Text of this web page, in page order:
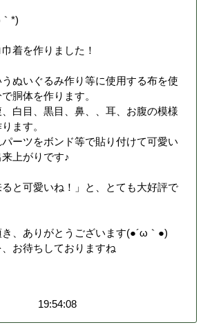
*)
着を作りました！
ぬいぐるみ作り等に使用する布を使
胴体を作ります。
白目、黒目、鼻、、耳、お腹の模様
ます。
ーツをボンド等で貼り付けて可愛い
上がりです♪
と可愛いね！」と、とても大好評で
、ありがとうございます(●´ω｀●)
お待ちしておりますね
19:54:08